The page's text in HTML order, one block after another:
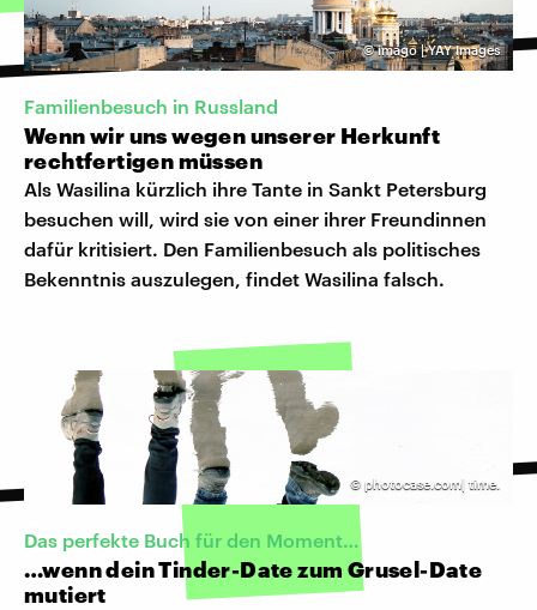
©imago | YAY Images
Familienbesuch in Russland
Wenn wir uns wegen unserer Herkunft
rechtfertigen müssen
Als Wasilina kürzlich ihre Tante in Sankt Petersburg
besuchen will, wird sie von einer ihrer Freundinnen
dafür kritisiert. Den Familienbesuch als politisches
Bekenntnis auszulegen, findet Wasilina falsch.
© photocase.com| time.
Das perfekte Buch für den Moment…
…wenn dein Tinder-Date zum Grusel-Date
mutiert